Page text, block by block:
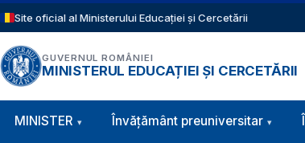
Sari la conținutul principal
Site oficial al Ministerului Educației și Cercetării
GUVERNUL ROMÂNIEI
MINISTERUL EDUCAȚIEI ȘI CERCETĂRII
Navigație principală
MINISTER Învăţământ preuniversitar